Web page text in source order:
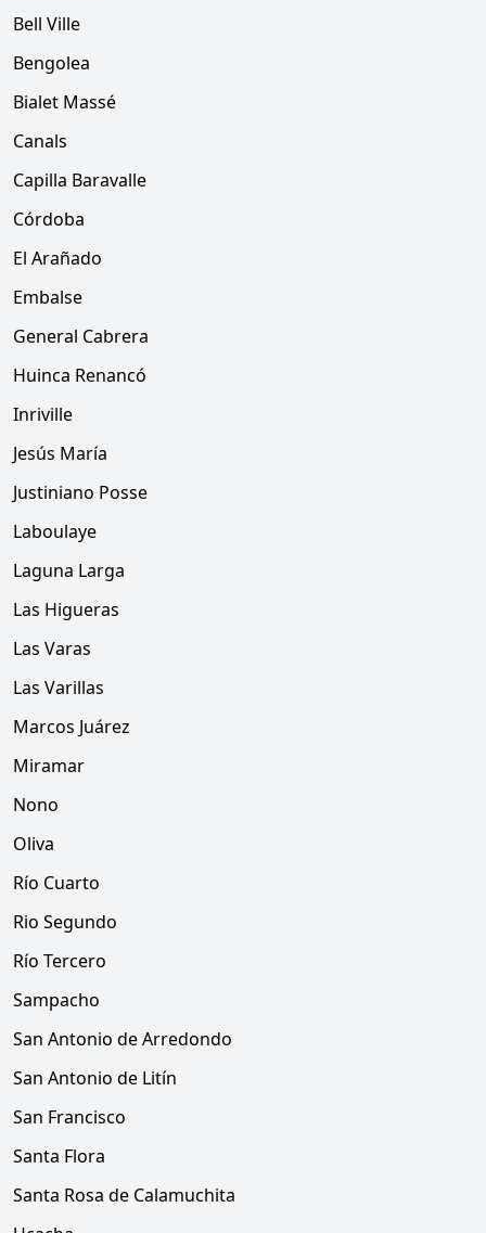
Bell Ville
Bengolea
Bialet Massé
Canals
Capilla Baravalle
Córdoba
El Arañado
Embalse
General Cabrera
Huinca Renancó
Inriville
Jesús María
Justiniano Posse
Laboulaye
Laguna Larga
Las Higueras
Las Varas
Las Varillas
Marcos Juárez
Miramar
Nono
Oliva
Río Cuarto
Rio Segundo
Río Tercero
Sampacho
San Antonio de Arredondo
San Antonio de Litín
San Francisco
Santa Flora
Santa Rosa de Calamuchita